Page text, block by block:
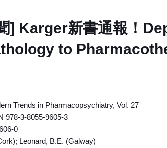
] Karger新書通報！
to
Trends in Pharmacopsychiatry, Vol. 27
978-3-8055-9605-3
0
Leonard, B.E. (Galway)